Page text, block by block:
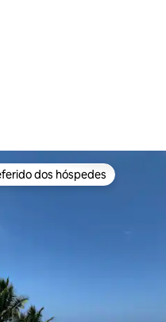
média de 5, 167 avaliações
média de 5, 137 avaliações
dos hóspedes
dos hóspedes